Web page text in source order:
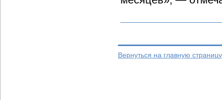
Вернуться на главную